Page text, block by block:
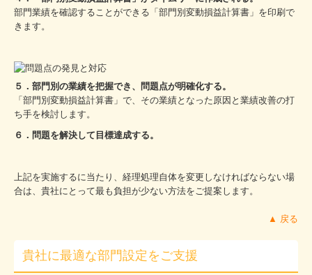
部門業績を確認することができる「部門別変動損益計算書」を印刷で
きます。
５．部門別の業績を把握でき、問題点が明確化する。
「部門別変動損益計算書」で、その業績となった原因と業績改善の打
ち手を検討します。
６．問題を解決して目標達成する。
上記を実施するに当たり、経理処理自体を変更しなければならない場
合は、貴社にとって最も負担が少ない方法をご提案します。
▲ 戻る
貴社に最適な部門設定をご支援